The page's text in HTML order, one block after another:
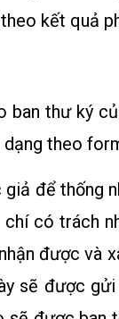
kết quả
ban thư ký
theo
để thống
có trách
được và
sẽ được